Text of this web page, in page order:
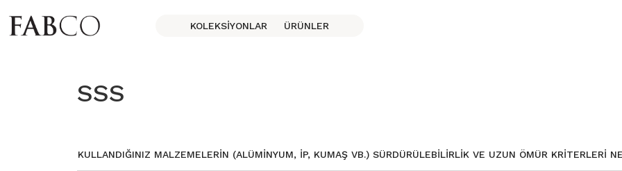
KOLEKSIYONLAR ÜRÜNLER
SSS
KULLANDIĞINIZ MALZEMELERIN (ALÜMINYUM, IP, KUMAŞ VB.) SÜRDÜRÜLEBILIRLIK VE UZUN ÖMÜR KRITERLERI